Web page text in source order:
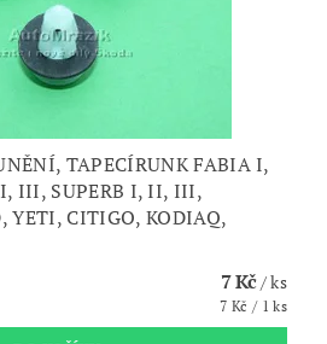
TAPECÍRUNK FABIA I,
III, SUPERB I, II, III,
YETI, CITIGO, KODIAQ,
7 Kč/ ks
7 Kč / 1 ks